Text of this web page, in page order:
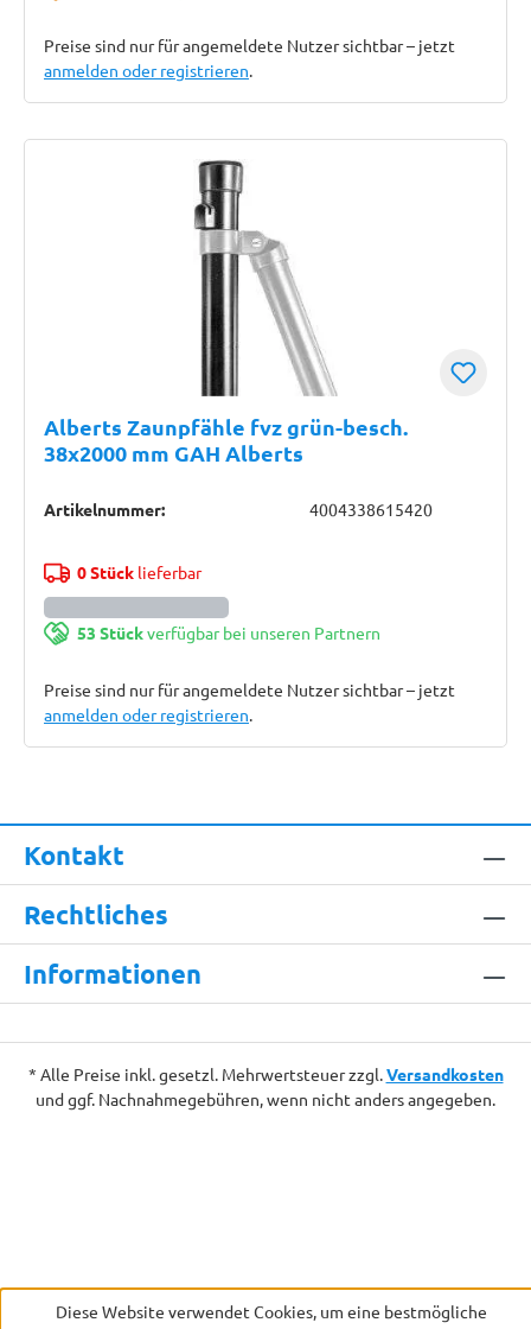
Preise sind nur für angemeldete Nutzer sichtbar – jetzt
anmelden oder registrieren.
Alberts Zaunpfähle fvz grün-besch.
38x2000 mm GAH Alberts
Artikelnummer: 4004338615420
0 Stücklieferbar
53 Stückverfügbar bei unseren Partnern
Preise sind nur für angemeldete Nutzer sichtbar – jetzt
anmelden oder registrieren.
Kontakt
Rechtliches
Informationen
* Alle Preise inkl. gesetzl. Mehrwertsteuer zzgl.Versandkosten
und ggf. Nachnahmegebühren, wenn nicht anders angegeben.
Diese Website verwendet Cookies, um eine bestmögliche